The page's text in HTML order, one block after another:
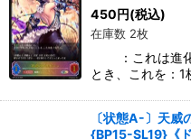
450円(税込)
在庫数 2枚
：これは進化
とき、これを：1
〔状態A-〕天威
{BP15-SL19}《ド